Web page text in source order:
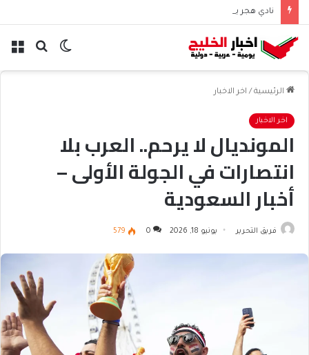
نادي هجر يعلن التعاقد مع المدافع الجزائري “أيوب دربال”
بحث الوضع
الرئيسية / اخر الاخبار
اخر الاخبار
المونديال لا يرحم.. العرب بلا
انتصارات في الجولة الأولى –
أخبار السعودية
فريق التحرير يونيو 18, 2026 0
579